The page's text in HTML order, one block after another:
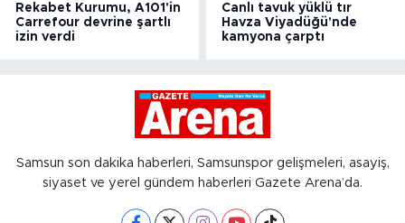
Rekabet Kurumu, A101'in
Carrefour devrine şartlı
izin verdi
Canlı tavuk yüklü tır
Havza Viyadüğü'nde
kamyona çarptı
Samsun son dakika haberleri, Samsunspor gelişmeleri, asayiş,
siyaset ve yerel gündem haberleri Gazete Arena’da.